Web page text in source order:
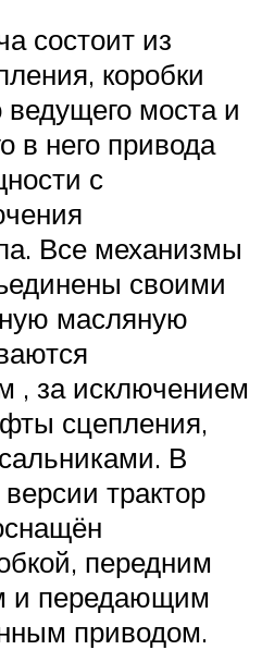
состоит из
коробки
ведущего моста и
в него привода
с
Все механизмы
своими
масляную
, за исключением
сцепления,
В
трактор
передним
и передающим
приводом.